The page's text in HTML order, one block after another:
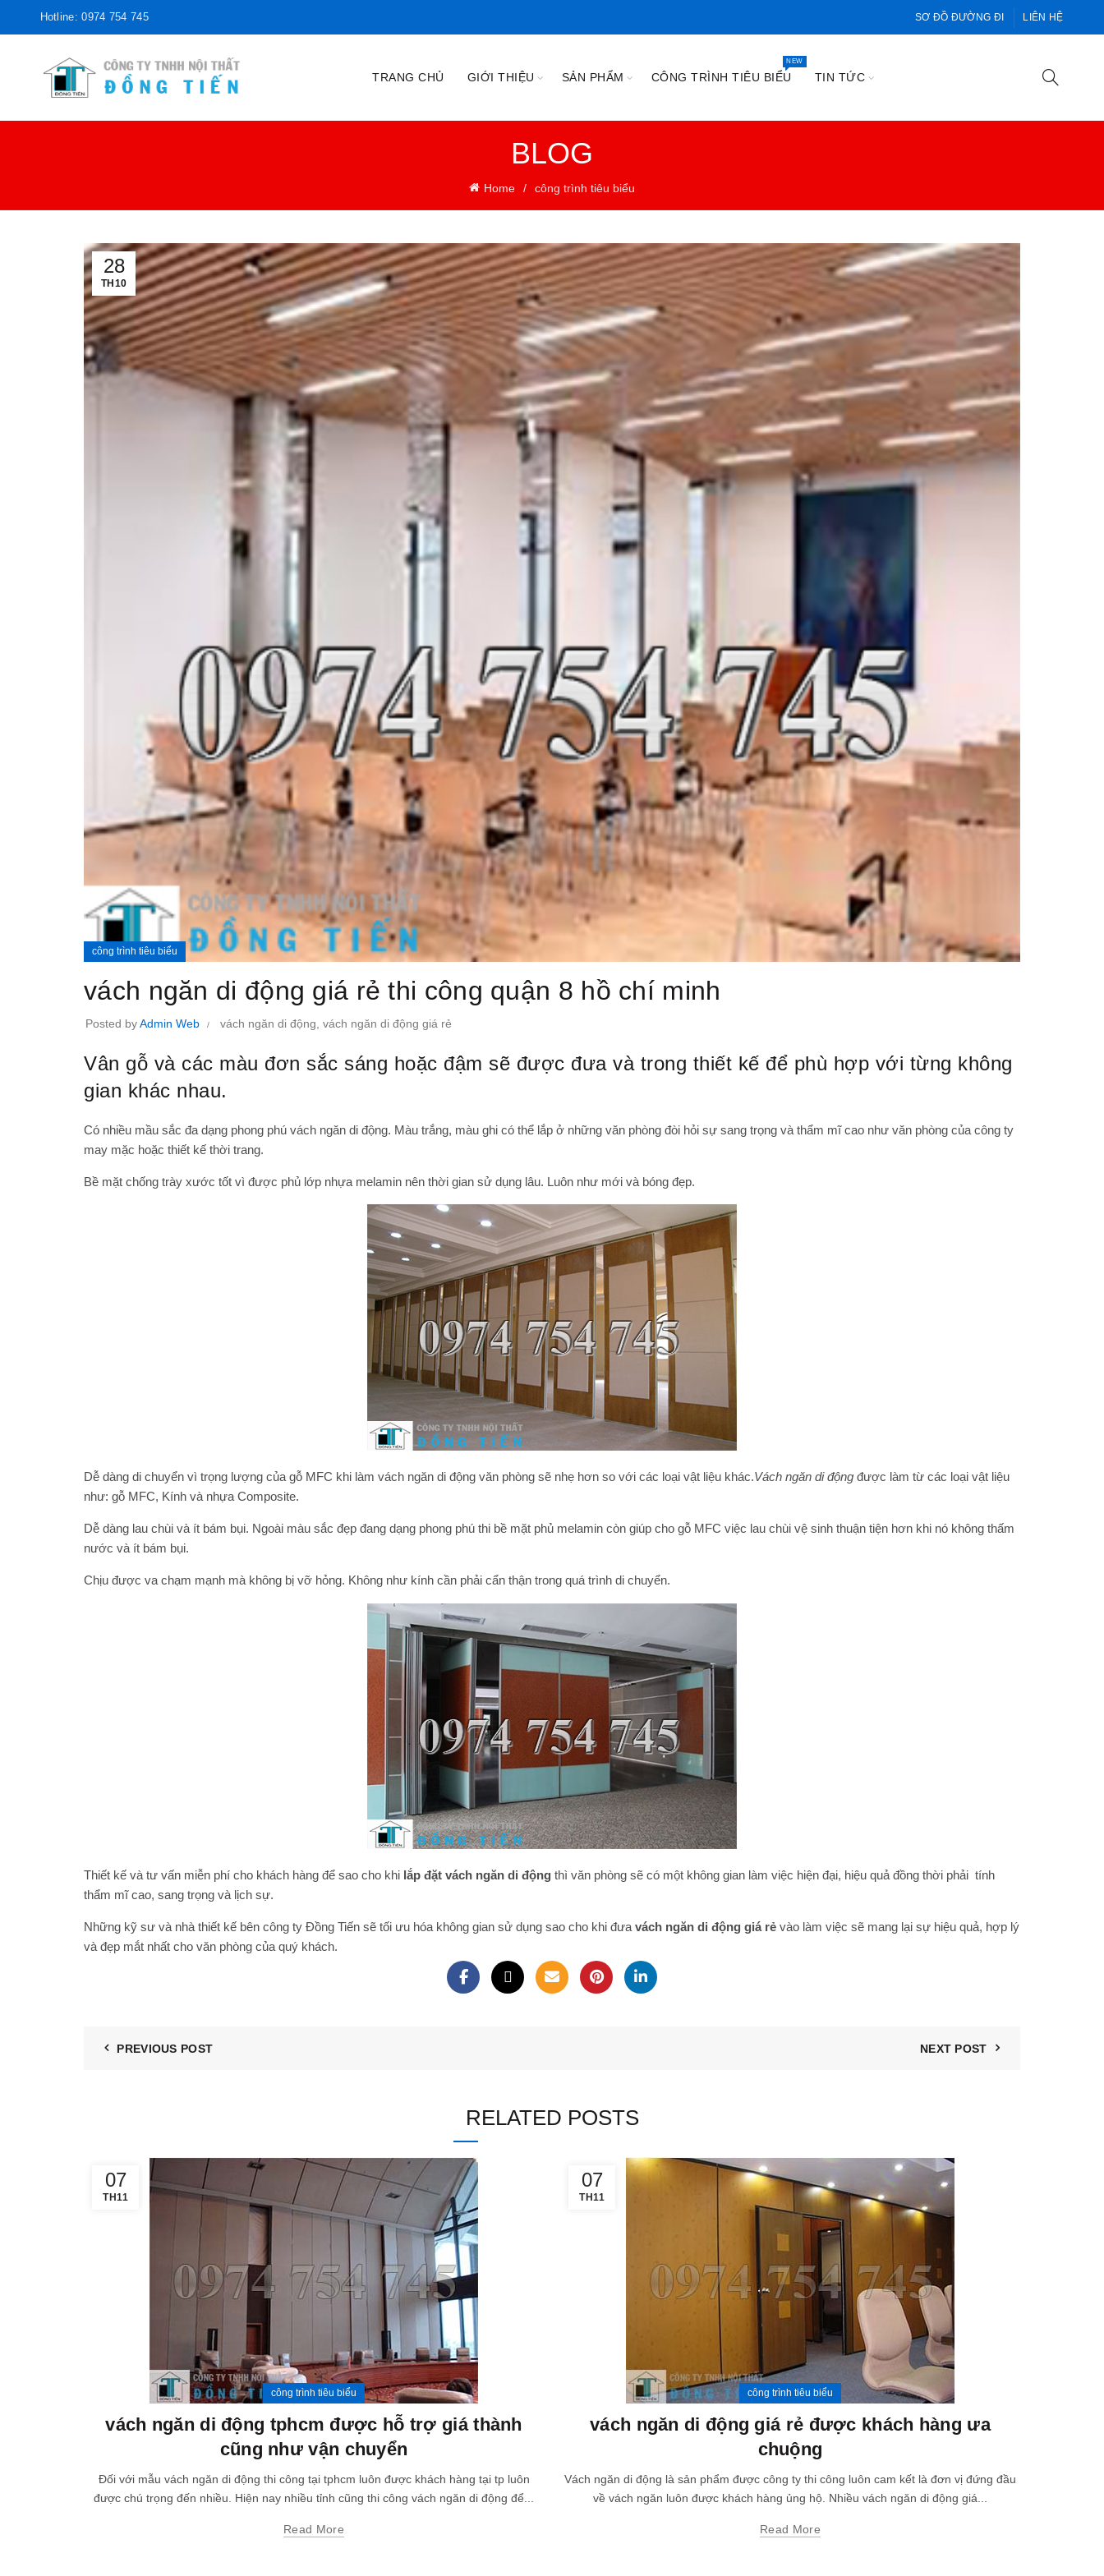
Hotline: 0974 754 745 SƠ ĐỒ ĐƯỜNG ĐI LIÊN HỆ
TRANG CHỦ GIỚI THIỆU SẢN PHẨM CÔNG TRÌNH TIÊU BIỂU
NEW
TIN TỨC
BLOG
Home công trình tiêu biểu
28
TH10
công trình tiêu biểu
vách ngăn di động giá rẻ thi công quận 8 hồ chí minh
Posted byAdmin Web vách ngăn di động vách ngăn di động giá rẻ
Vân gỗ và các màu đơn sắc sáng hoặc đậm sẽ được đưa và trong thiết kế để phù hợp với từng không
gian khác nhau.
Có nhiều mầu sắc đa dạng phong phú vách ngăn di động. Màu trắng, màu ghi có thể lắp ở những văn phòng đòi hỏi sự sang trọng và thẩm mĩ cao như văn phòng của công ty
may mặc hoặc thiết kế thời trang.
Bề mặt chống trày xước tốt vì được phủ lớp nhựa melamin nên thời gian sử dụng lâu. Luôn như mới và bóng đẹp.
Dễ dàng di chuyển vì trọng lượng của gỗ MFC khi làm vách ngăn di động văn phòng sẽ nhẹ hơn so với các loại vật liệu khác.Vách ngăn di động được làm từ các loại vật liệu
như: gỗ MFC, Kính và nhựa Composite.
Dễ dàng lau chùi và ít bám bụi. Ngoài màu sắc đẹp đang dạng phong phú thi bề mặt phủ melamin còn giúp cho gỗ MFC việc lau chùi vệ sinh thuận tiện hơn khi nó không thấm
nước và ít bám bụi.
Chịu được va chạm mạnh mà không bị vỡ hỏng. Không như kính cần phải cẩn thận trong quá trình di chuyển.
Thiết kế và tư vấn miễn phí cho khách hàng để sao cho khi lắp đặt vách ngăn di động thì văn phòng sẽ có một không gian làm việc hiện đại, hiệu quả đồng thời phải tính
thẩm mĩ cao, sang trọng và lịch sự.
Những kỹ sư và nhà thiết kế bên công ty Đồng Tiến sẽ tối ưu hóa không gian sử dụng sao cho khi đưa vách ngăn di động giá rẻ vào làm việc sẽ mang lại sự hiệu quả, hợp lý
và đẹp mắt nhất cho văn phòng của quý khách.
PREVIOUS POST NEXT POST
RELATED POSTS
07
TH11
công trình tiêu biểu
vách ngăn di động tphcm được hỗ trợ giá thành
cũng như vận chuyển
Đối với mẫu vách ngăn di động thi công tại tphcm luôn được khách hàng tại tp luôn
được chú trọng đến nhiều. Hiện nay nhiều tỉnh cũng thi công vách ngăn di động để...
Read More
07
TH11
công trình tiêu biểu
vách ngăn di động giá rẻ được khách hàng ưa
chuộng
Vách ngăn di động là sản phẩm được công ty thi công luôn cam kết là đơn vị đứng đầu
về vách ngăn luôn được khách hàng ủng hộ. Nhiều vách ngăn di động giá...
Read More